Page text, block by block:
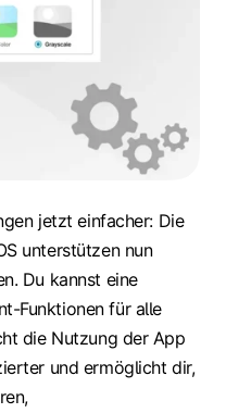
jetzt einfacher: Die
unterstützen nun
Du kannst eine
Funktionen für alle
die Nutzung der App
und ermöglicht dir,